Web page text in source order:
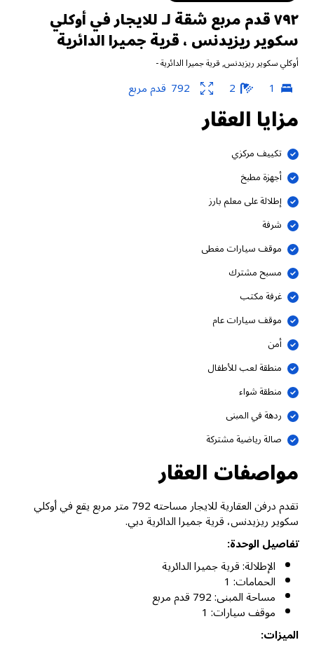
٧٩٢ قدم مربع شقة لـ للايجار في أوكلي
سكوير ريزيدنس ، قرية جميرا الدائرية
أوكلي سكوير ريزيدنس,قرية جميرا الدائرية-
1
2
792 قدم مربع
مزايا العقار
تكييف مركزي
أجهزة مطبخ
إطلالة على معلم بارز
شرفة
موقف سيارات مغطى
مسبح مشترك
غرفة مكتب
موقف سيارات عام
أمن
منطقة لعب للأطفال
منطقة شواء
ردهة في المبنى
صالة رياضية مشتركة
مواصفات العقار
تقدم درفن العقارية للايجار مساحته 792 متر مربع يقع في أوكلي
سكوير ريزيدنس، قرية جميرا الدائرية دبي.
تفاصيل الوحدة:
الإطلالة: قرية جميرا الدائرية
الحمامات: 1
مساحة المبنى: 792 قدم مربع
موقف سيارات: 1
الميزات: